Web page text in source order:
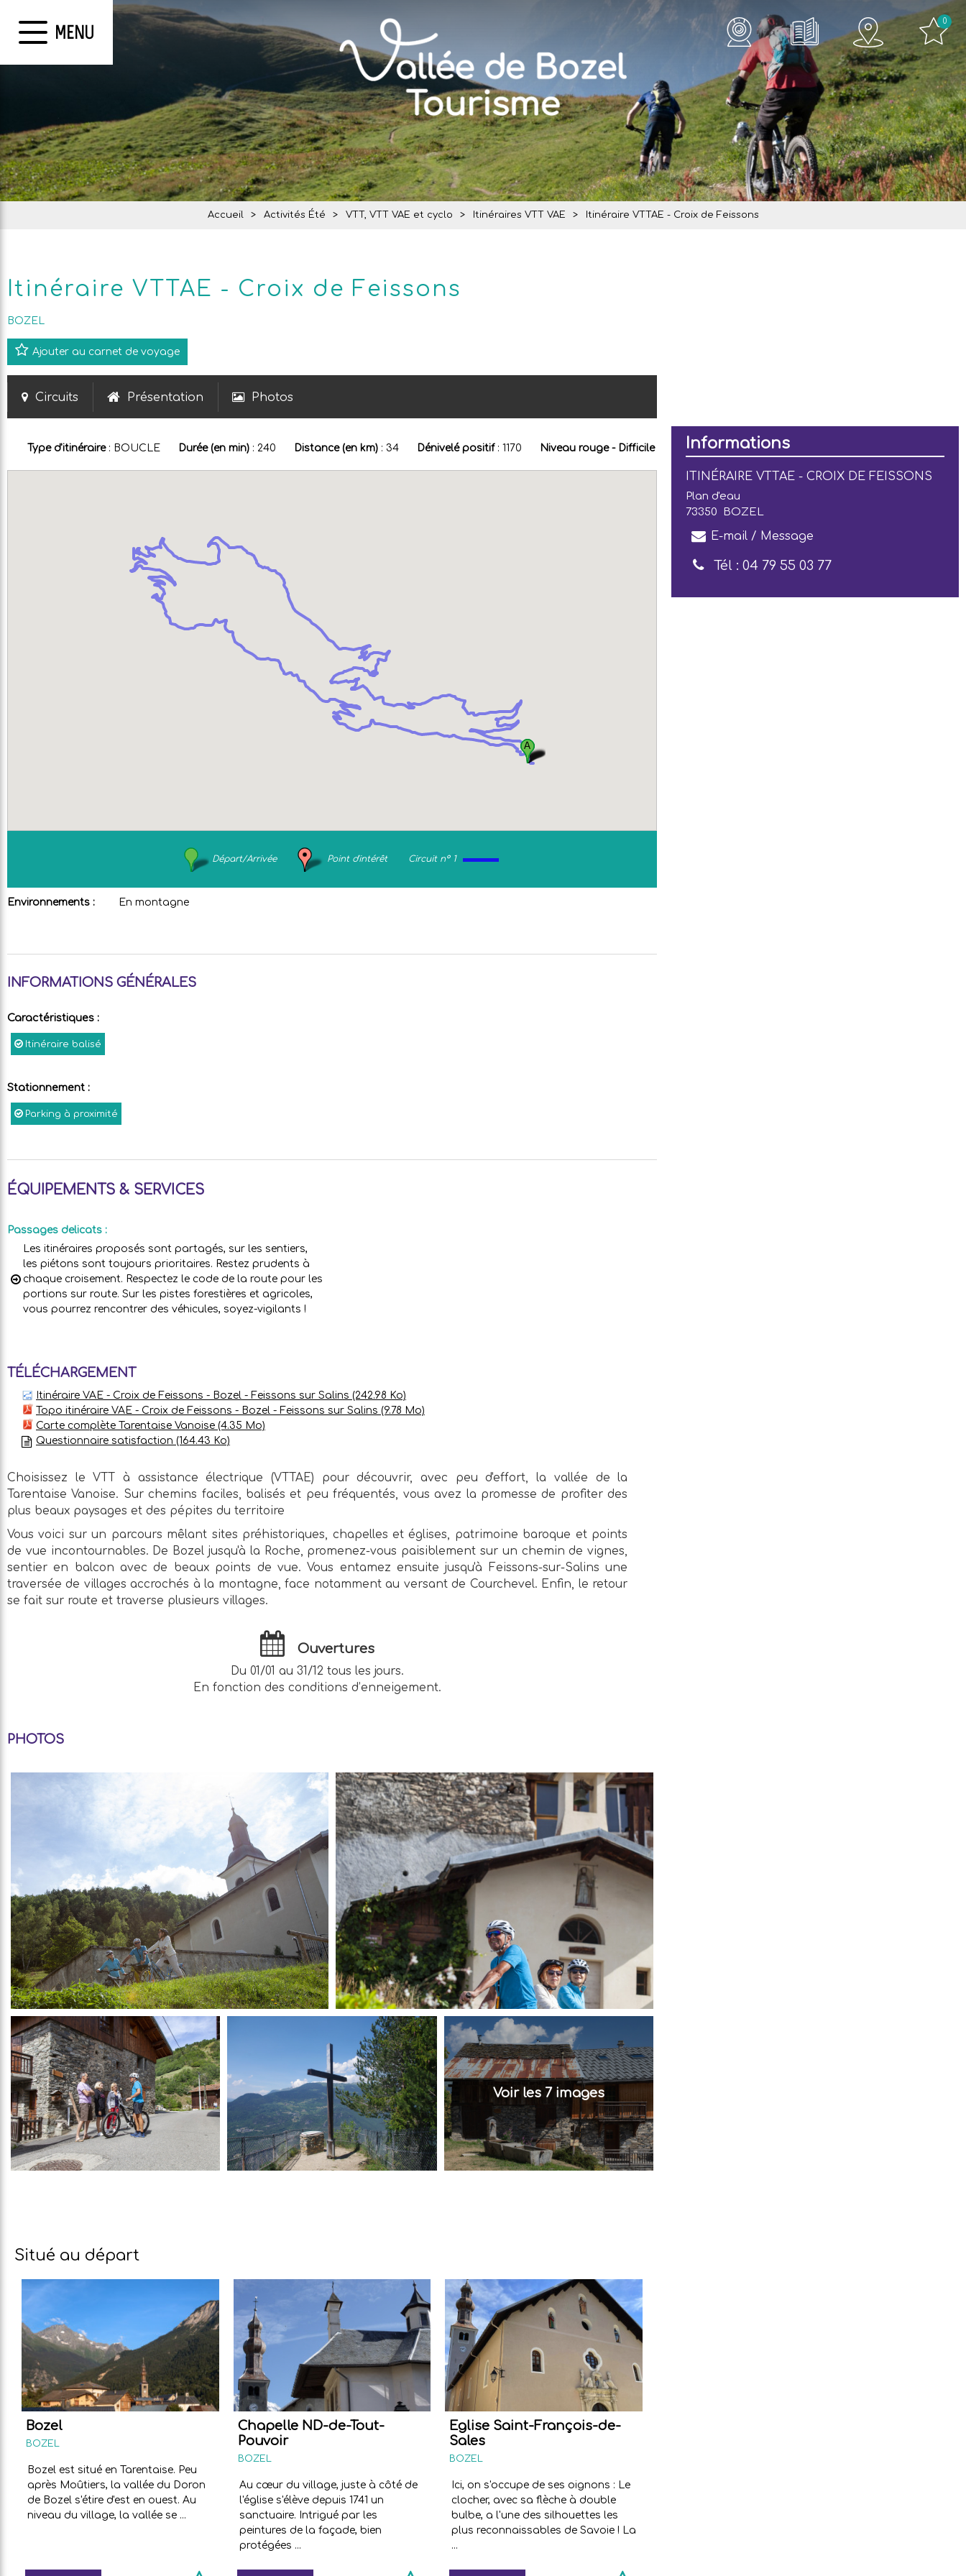
MENU 0
Accueil > Activités Été > VTT, VTT VAE et cyclo > Itinéraires VTT VAE > Itinéraire VTTAE - Croix de Feissons
Itinéraire VTTAE - Croix de Feissons
BOZEL
Ajouter au carnet de voyage
Circuits Présentation Photos
Type d'itinéraire : BOUCLE Durée (en min) : 240 Distance (en km) : 34 Dénivelé positif : 1170 Niveau rouge - Difficile
Départ/Arrivée Point d'intérêt Circuit n° 1
Environnements : En montagne
INFORMATIONS GÉNÉRALES
Caractéristiques :
Itinéraire balisé
Stationnement :
Parking à proximité
ÉQUIPEMENTS & SERVICES
Passages delicats :
Les itinéraires proposés sont partagés, sur les sentiers,
les piétons sont toujours prioritaires. Restez prudents à
chaque croisement. Respectez le code de la route pour les
portions sur route. Sur les pistes forestières et agricoles,
vous pourrez rencontrer des véhicules, soyez-vigilants !
TÉLÉCHARGEMENT
Itinéraire VAE - Croix de Feissons - Bozel - Feissons sur Salins (242.98 Ko)
Topo itinéraire VAE - Croix de Feissons - Bozel - Feissons sur Salins (9.78 Mo)
Carte complète Tarentaise Vanoise (4.35 Mo)
Questionnaire satisfaction (164.43 Ko)
Informations
ITINÉRAIRE VTTAE - CROIX DE FEISSONS
Plan d'eau
73350
BOZEL
E-mail / Message
Tél : 04 79 55 03 77
Choisissez le VTT à assistance électrique (VTTAE) pour découvrir, avec peu d'effort, la vallée de la
Tarentaise Vanoise. Sur chemins faciles, balisés et peu fréquentés, vous avez la promesse de profiter des
plus beaux paysages et des pépites du territoire
Vous voici sur un parcours mêlant sites préhistoriques, chapelles et églises, patrimoine baroque et points
de vue incontournables. De Bozel jusqu'à la Roche, promenez-vous paisiblement sur un chemin de vignes,
sentier en balcon avec de beaux points de vue. Vous entamez ensuite jusqu'à Feissons-sur-Salins une
traversée de villages accrochés à la montagne, face notamment au versant de Courchevel. Enfin, le retour
se fait sur route et traverse plusieurs villages.
Ouvertures
Du 01/01 au 31/12 tous les jours.
En fonction des conditions d’enneigement.
PHOTOS
Voir les 7 images
Situé au départ
Bozel
BOZEL
Bozel est situé en Tarentaise. Peu
après Moûtiers, la vallée du Doron
de Bozel s'étire d'est en ouest. Au
niveau du village, la vallée se ...
Chapelle ND-de-Tout-
Pouvoir
BOZEL
Au cœur du village, juste à côté de
l'église s'élève depuis 1741 un
sanctuaire. Intrigué par les
peintures de la façade, bien
protégées ...
Eglise Saint-François-de-
Sales
BOZEL
Ici, on s'occupe de ses oignons : Le
clocher, avec sa flèche à double
bulbe, a l'une des silhouettes les
plus reconnaissables de Savoie ! La
...